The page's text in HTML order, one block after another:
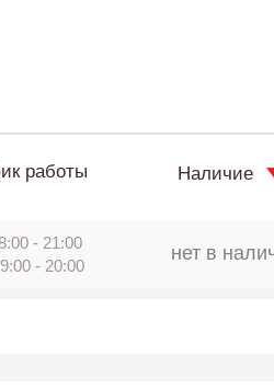
работы Наличие
- 21:00
- 20:00
нет в